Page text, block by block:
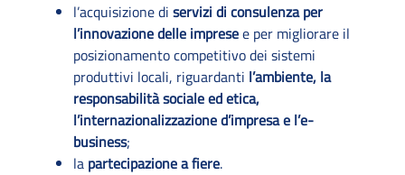
l’acquisizione di servizi di consulenza per
l’innovazione delle impresee per migliorare il
posizionamento competitivo dei sistemi
produttivi locali, riguardanti l’ambiente, la
responsabilità sociale ed etica,
l’internazionalizzazione d’impresa e l’e-
business;
la partecipazione a fiere.